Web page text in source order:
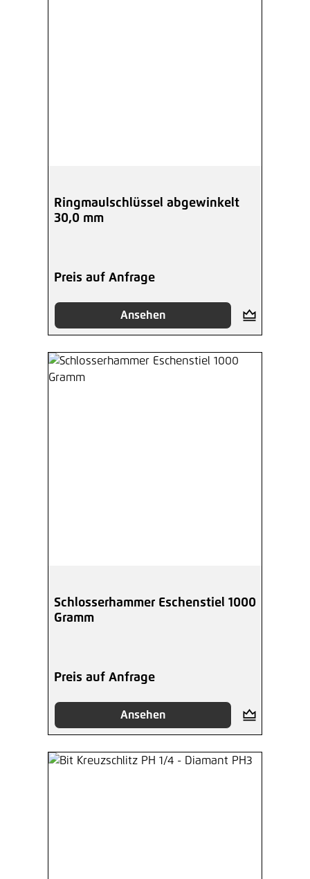
Ringmaulschlüssel abgewinkelt
30,0 mm
Preis auf Anfrage
Ansehen
Schlosserhammer Eschenstiel 1000
Gramm
Preis auf Anfrage
Ansehen